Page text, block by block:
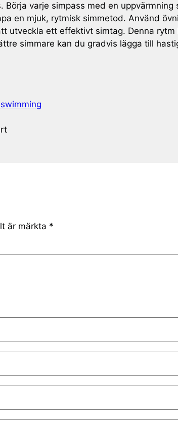
varje simpass med en
en mjuk, rytmisk simmetod. Använd
utveckla ett effektivt simtag. Denna
simmare kan du gradvis lägga till
är märkta *